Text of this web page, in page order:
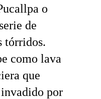
o
de
tórridos.
como lava
que
por